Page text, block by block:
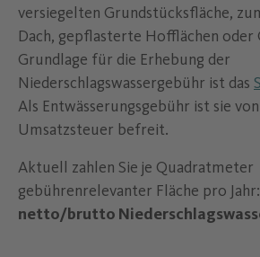
versiegelten Grundstücksfläche,
Dach, gepflasterte Hofflächen oder
Grundlage für die Erhebung der
Niederschlagswassergebühr ist das
Als Entwässerungsgebühr ist sie
Umsatzsteuer befreit.
Aktuell zahlen Sie je Quadratmeter
gebührenrelevanter Fläche pro Jahr:
netto/brutto